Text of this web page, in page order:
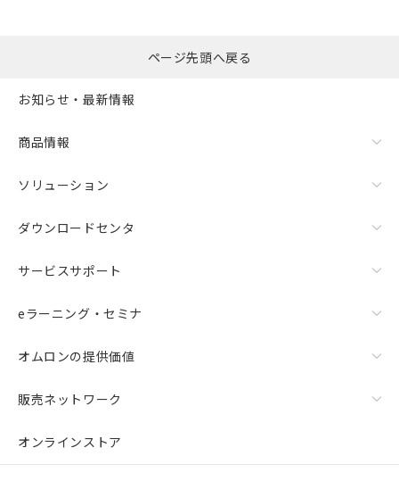
ページ先頭へ戻る
お知らせ・最新情報
商品情報
ソリューション
ダウンロードセンタ
サービスサポート
eラーニング・セミナ
オムロンの提供価値
販売ネットワーク
オンラインストア